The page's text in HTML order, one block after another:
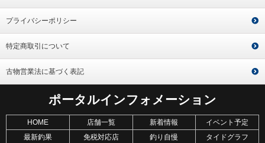
プライバシーポリシー
特定商取引について
古物営業法に基づく表記
ポータルインフォメーション
HOME 店舗一覧 新着情報
イベント予定
最新釣果
免税対応店 釣り自慢 タイドグラフ